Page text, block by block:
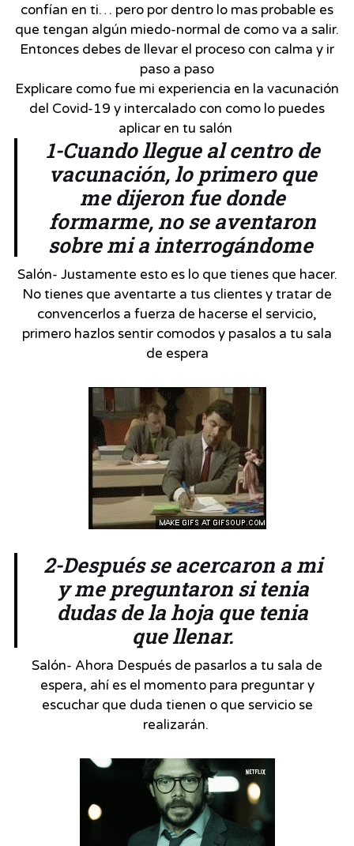
confían en ti… pero por dentro lo mas probable es
que tengan algún miedo-normal de como va a salir.
Entonces debes de llevar el proceso con calma y ir
paso a paso
Explicare como fue mi experiencia en la vacunación
del Covid-19 y intercalado con como lo puedes
aplicar en tu salón
1-Cuando llegue al centro de
vacunación, lo primero que
me dijeron fue donde
formarme, no se aventaron
sobre mi a interrogándome
Salón- Justamente esto es lo que tienes que hacer.
No tienes que aventarte a tus clientes y tratar de
convencerlos a fuerza de hacerse el servicio,
primero hazlos sentir comodos y pasalos a tu sala
de espera
2-Después se acercaron a mi
y me preguntaron si tenia
dudas de la hoja que tenia
que llenar.
Salón- Ahora Después de pasarlos a tu sala de
espera, ahí es el momento para preguntar y
escuchar que duda tienen o que servicio se
realizarán.